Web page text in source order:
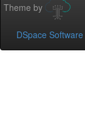
Theme by
DSpace Software